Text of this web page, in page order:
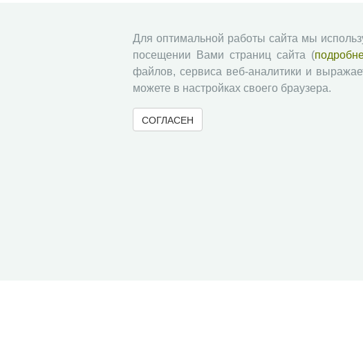
Для оптимальной работы сайта мы
посещении Вами страниц сайта (
файлов, сервиса веб-аналитики и
можете в настройках своего браузера.
СОГЛАСЕН